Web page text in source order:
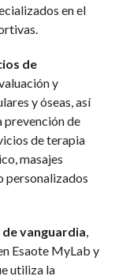
en el
de
y
y óseas, así
de
de terapia
masajes
personalizados
vanguardia,
Esaote MyLab y
utiliza la